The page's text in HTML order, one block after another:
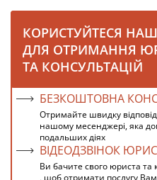
КОРИСТУЙТЕСЯ
ДЛЯ ОТРИМАННЯ
ТА КОНСУЛЬТАЦІЙ
БЕЗКОШТОВНА
Отримайте швидку
нашому месенджері, яка
подальших діях
ВІДЕОДЗВІНОК
Ви бачите свого юриста та
, щоб отримати послугу